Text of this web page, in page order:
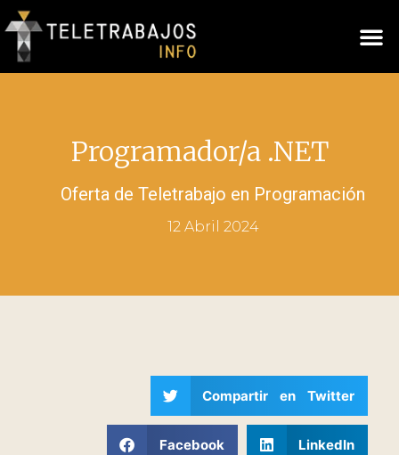
Programador/a .NET
Oferta de Teletrabajo en Programación
12 Abril 2024
Compartir en Twitter
Facebook LinkedIn